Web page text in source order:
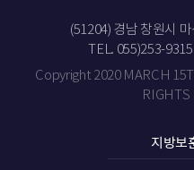
(51204) 경남 창원시
TEL. 055)253-9315
Copyright 2020 MARCH
RIGHTS
지방보